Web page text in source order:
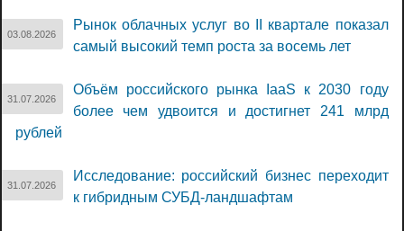
03.08.2026
Рынок облачных услуг во II квартале показал
самый высокий темп роста за восемь лет
31.07.2026
Объём российского рынка IaaS к 2030 году
более чем удвоится и достигнет 241 млрд
рублей
31.07.2026
Исследование: российский бизнес переходит
к гибридным СУБД-ландшафтам